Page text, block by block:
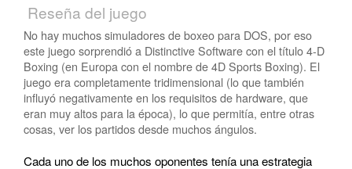
Reseña del juego
No hay muchos simuladores de boxeo para DOS, por eso
este juego sorprendió a Distinctive Software con el título 4-D
Boxing (en Europa con el nombre de 4D Sports Boxing). El
juego era completamente tridimensional (lo que también
influyó negativamente en los requisitos de hardware, que
eran muy altos para la época), lo que permitía, entre otras
cosas, ver los partidos desde muchos ángulos.
Cada uno de los muchos oponentes tenía una estrategia